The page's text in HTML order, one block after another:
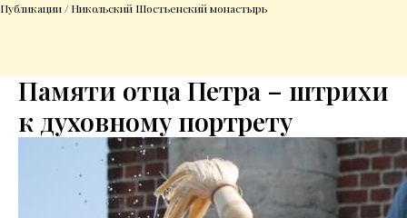
Публикации / Никольский Шостьенский монастырь
Памяти отца Петра – штрихи
к духовному портрету